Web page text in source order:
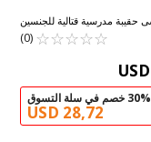
حقيبة مدرسية قتالية للجنسين
باللون الأزرق الداكن☆
☆
☆
☆
☆ ★
★
★
★
★
(0)
30% خصم في سلة التسوق
USD 28,72